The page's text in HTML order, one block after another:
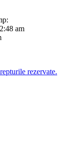
am
rezervate.